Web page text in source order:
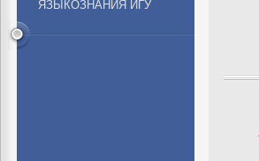
ЯЗЫКОЗНАНИЯ ИГУ